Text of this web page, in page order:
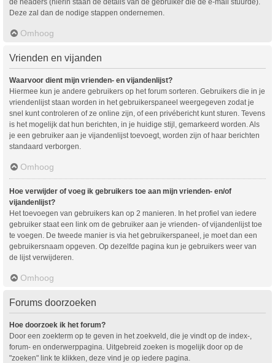
Deze zal dan de nodige stappen ondernemen.
Omhoog
Vrienden en vijanden
Waarvoor dient mijn vrienden- en vijandenlijst?
Hiermee kun je andere gebruikers op het forum sorteren. Gebruikers die in je
vriendenlijst staan worden in het gebruikerspaneel weergegeven zodat je
snel kunt controleren of ze online zijn, of een privébericht kunt sturen. Tevens
is het mogelijk dat hun berichten, in je huidige stijl, gemarkeerd worden. Als
je een gebruiker aan je vijandenlijst toevoegt, worden zijn of haar berichten
standaard verborgen.
Omhoog
Hoe verwijder of voeg ik gebruikers toe aan mijn vrienden- en/of
vijandenlijst?
Het toevoegen van gebruikers kan op 2 manieren. In het profiel van iedere
gebruiker staat een link om de gebruiker aan je vrienden- of vijandenlijst toe
te voegen. De tweede manier is via het gebruikerspaneel, je moet dan een
gebruikersnaam opgeven. Op dezelfde pagina kun je gebruikers weer van
de lijst verwijderen.
Omhoog
Forums doorzoeken
Hoe doorzoek ik het forum?
Door een zoekterm op te geven in het zoekveld, die je vindt op de index-,
forum- en onderwerppagina. Uitgebreid zoeken is mogelijk door op de
"zoeken" link te klikken, deze vind je op iedere pagina.